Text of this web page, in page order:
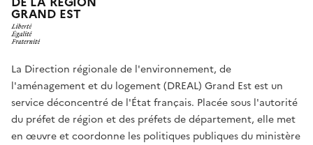
GRAND EST
La Direction régionale de l'environnement, de
l'aménagement et du logement (DREAL) Grand Est est un
service déconcentré de l'État français. Placée sous l'autorité
du préfet de région et des préfets de département, elle met
en œuvre et coordonne les politiques publiques du ministère